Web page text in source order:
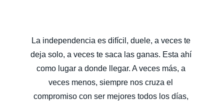
La independencia es difícil, duele, a veces te
deja solo, a veces te saca las ganas. Esta ahí
como lugar a donde llegar. A veces más, a
veces menos, siempre nos cruza el
compromiso con ser mejores todos los días,